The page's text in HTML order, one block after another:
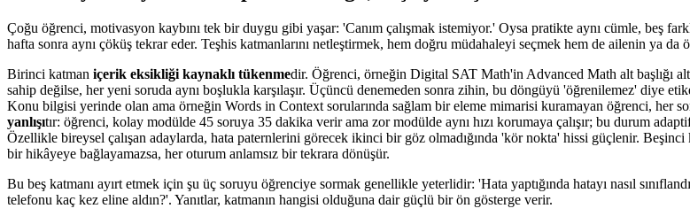
Çoğu öğrenci, motivasyon kaybını tek bir duygu gibi yaşar: 'Canım çalışmak istemiyor.' Oysa pratikte aynı cümle, beş
hafta sonra aynı çöküş tekrar eder. Teşhis katmanlarını netleştirmek, hem doğru müdahaleyi seçmek hem de ailenin ya
Birinci katman içerik eksikliği kaynaklı tükenmedir. Öğrenci, örneğin Digital SAT Math'in Advanced Math alt başlığı
sahip değilse, her yeni soruda aynı boşlukla karşılaşır. Üçüncü denemeden sonra zihin, bu döngüyü 'öğrenilemez' diye
Konu bilgisi yerinde olan ama örneğin Words in Context sorularında sağlam bir eleme mimarisi kuramayan öğrenci, her
yanlışıtır: öğrenci, kolay modülde 45 soruya 35 dakika verir ama zor modülde aynı hızı korumaya çalışır; bu durum
Özellikle bireysel çalışan adaylarda, hata paternlerini görecek ikinci bir göz olmadığında 'kör nokta' hissi güçlenir. Beşinci
bir hikâyeye bağlayamazsa, her oturum anlamsız bir tekrara dönüşür.
Bu beş katmanı ayırt etmek için şu üç soruyu öğrenciye sormak genellikle yeterlidir: 'Hata yaptığında hatayı nasıl
telefonu kaç kez eline aldın?'. Yanıtlar, katmanın hangisi olduğuna dair güçlü bir ön gösterge verir.